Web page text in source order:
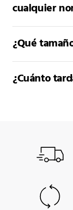
cualquier
¿Qué
¿Cuánto